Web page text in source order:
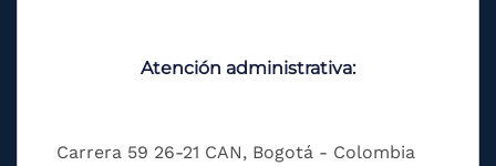
Atención administrativa:
Carrera 59 26-21 CAN, Bogotá - Colombia